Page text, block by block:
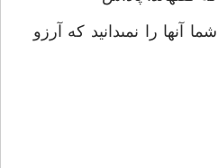
آنها را نمى‏دانيد كه آرزو